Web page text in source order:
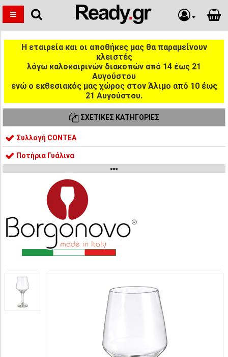
Η εταιρεία και οι αποθήκες μας θα παραμείνουν
κλειστές
λόγω καλοκαιρινών διακοπών από 14 έως 21
Αυγούστου
ενώ ο εκθεσιακός μας χώρος στον Άλιμο από 10 έως
21 Αυγούστου.
ΣΧΕΤΙΚΈΣ ΚΑΤΗΓΟΡΊΕΣ
Συλλογή CONTEA
Ποτήρια Γυάλινα